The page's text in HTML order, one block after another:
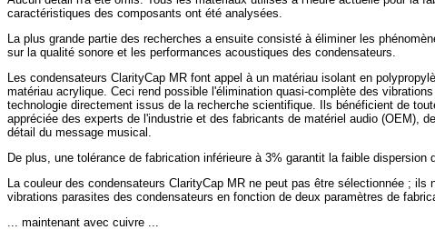
caractéristiques des composants ont été analysées.
La plus grande partie des recherches a ensuite consisté à éliminer les
sur la qualité sonore et les performances acoustiques des condensateurs.
Les condensateurs ClarityCap MR font appel à un matériau isolant en
matériau acrylique. Ceci rend possible l'élimination quasi-complète des
technologie directement issus de la recherche scientifique. Ils bénéficient de
appréciée des experts de l'industrie et des fabricants de matériel audio (OEM),
détail du message musical.
De plus, une tolérance de fabrication inférieure à 3% garantit la faible
La couleur des condensateurs ClarityCap MR ne peut pas être sélectionnée ;
vibrations parasites des condensateurs en fonction de deux paramètres de
... maintenant avec cuivre ...